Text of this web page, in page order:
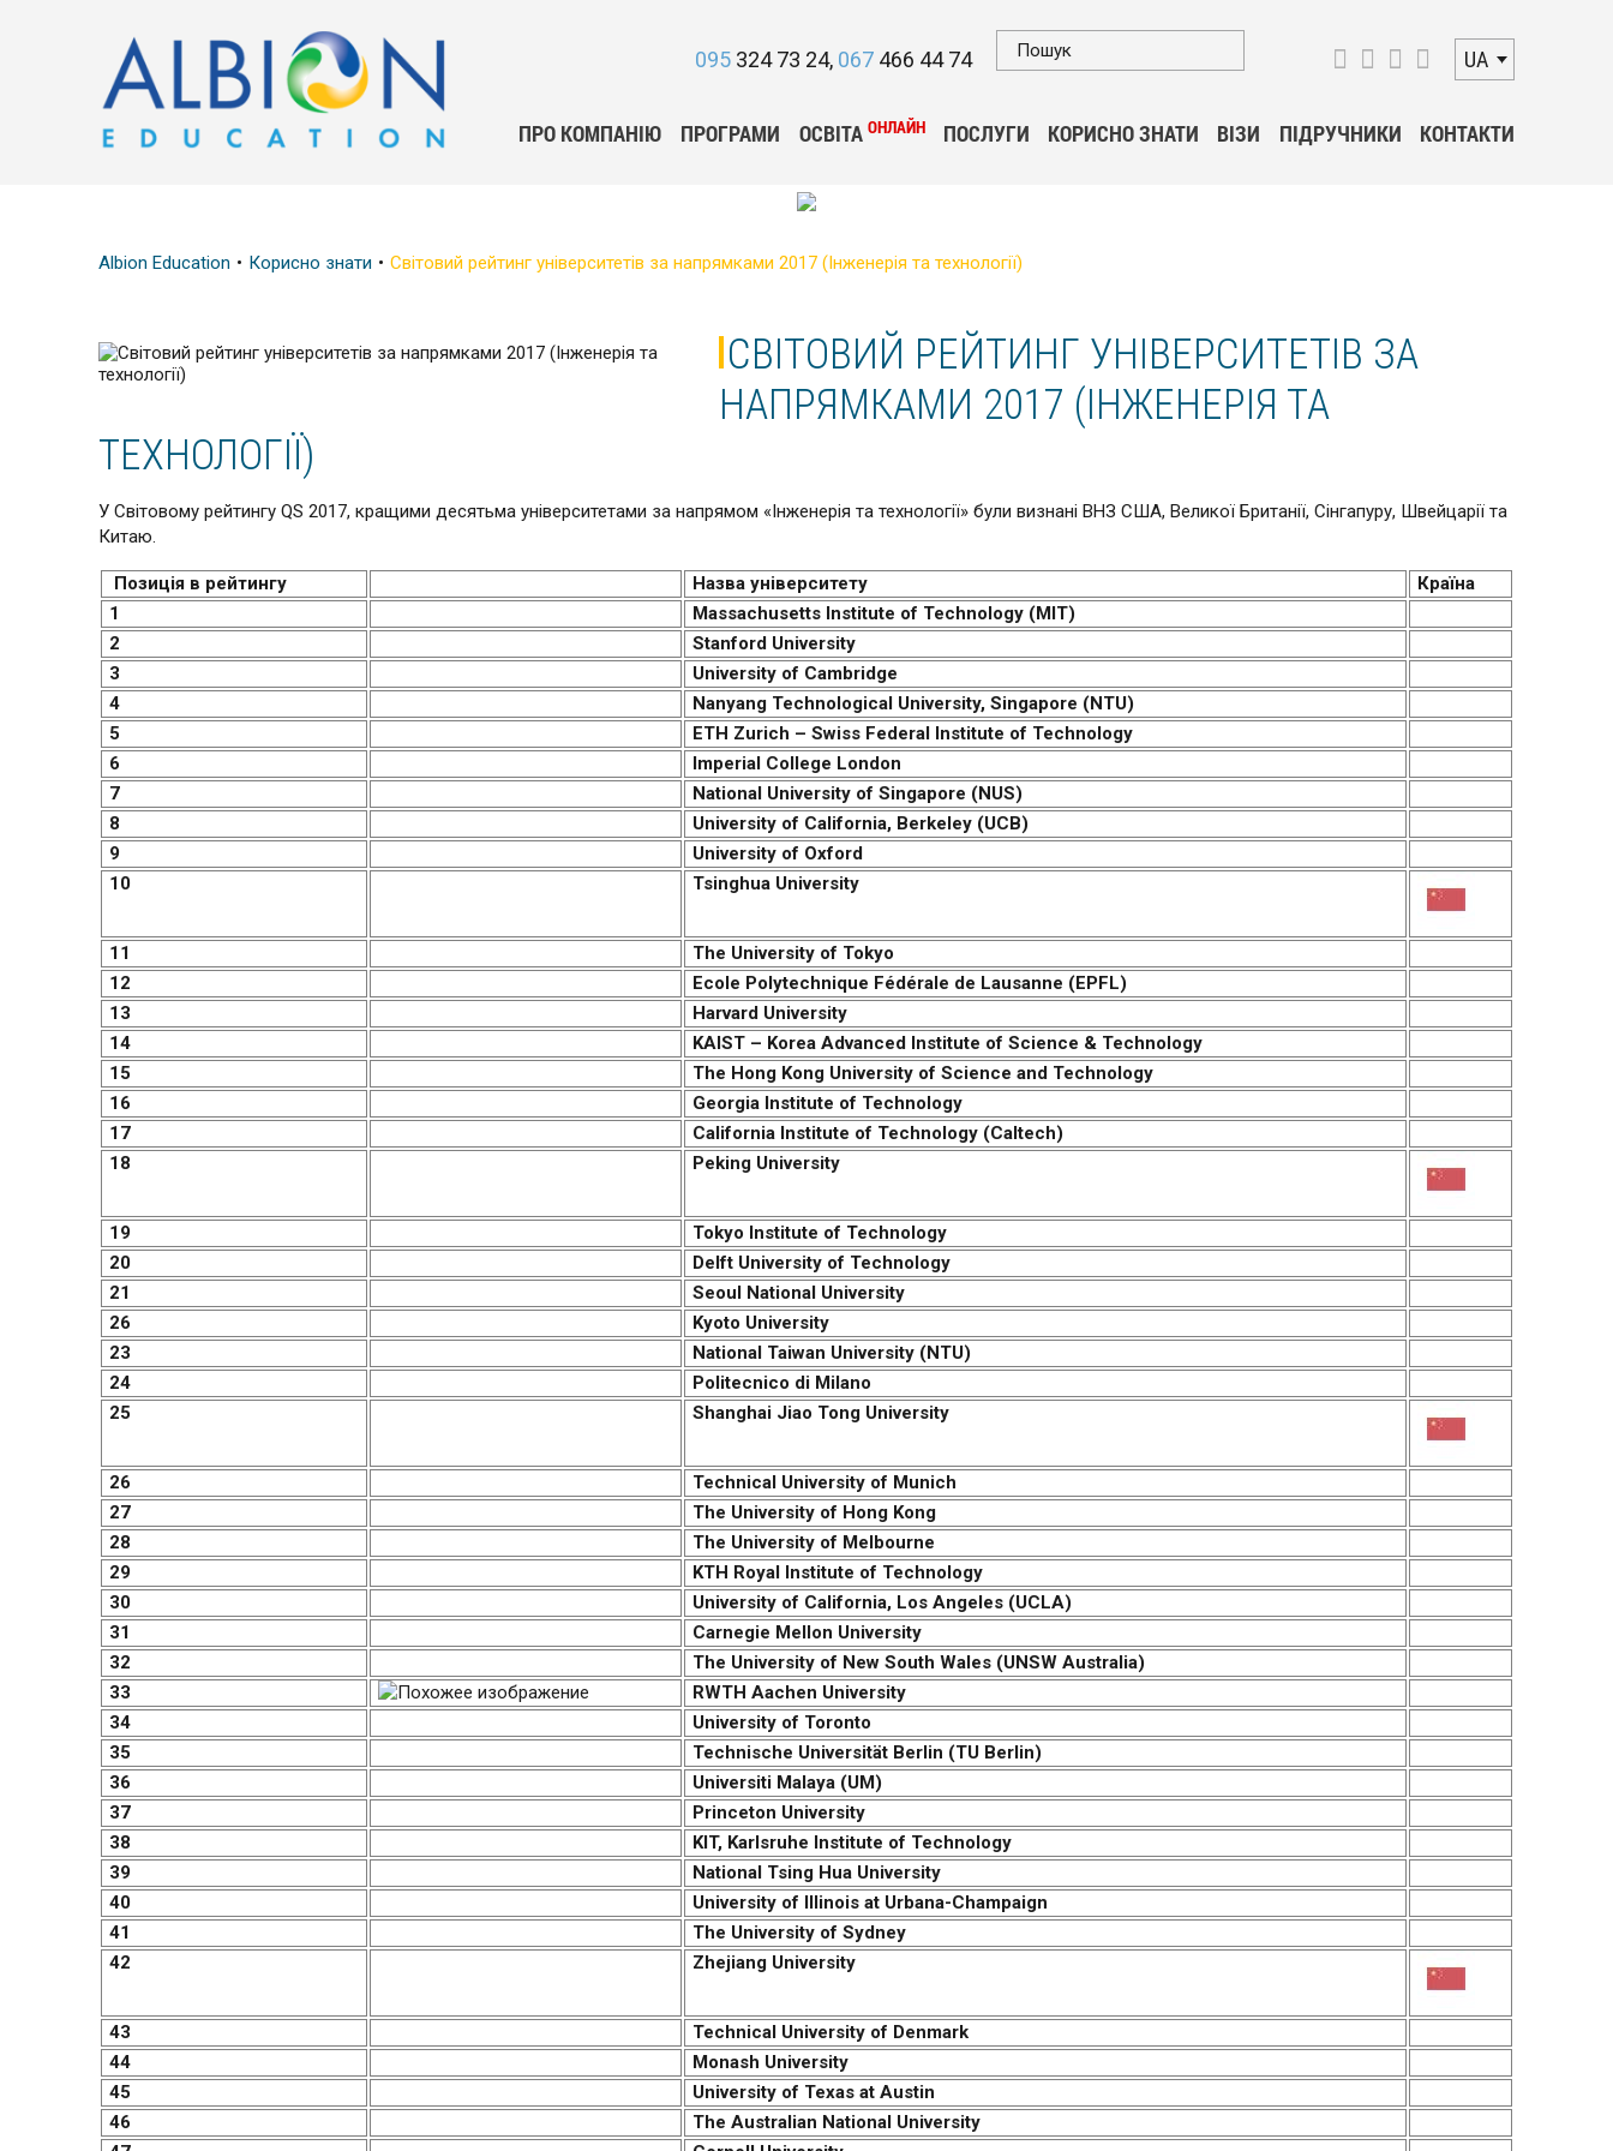
095 324 73 24 067 466 44 74 UA
ПРО КОМПАНІЮ ПРОГРАМИ ОСВІТА ОНЛАЙН ПОСЛУГИ КОРИСНО ЗНАТИ ВІЗИ ПІДРУЧНИКИ КОНТАКТИ
Albion Education Корисно знати Світовий рейтинг університетів за напрямками 2017 (Інженерія та технології)
СВІТОВИЙ РЕЙТИНГ УНІВЕРСИТЕТІВ ЗА
НАПРЯМКАМИ 2017 (ІНЖЕНЕРІЯ ТА
ТЕХНОЛОГІЇ)
У Світовому рейтингу QS 2017, кращими десятьма університетами за напрямом «Інженерія та технології» були визнані ВНЗ США, Великої Британії, Сінгапуру, Швейцарії та
Китаю.
Позиція в рейтингу Назва університету
Країна
1
Massachusetts Institute of Technology (MIT)
2
Stanford University
3
University of Cambridge
4
Nanyang Technological University, Singapore (NTU)
5
ETH Zurich – Swiss Federal Institute of Technology
6
Imperial College London
7
National University of Singapore (NUS)
8
University of California, Berkeley (UCB)
9
University of Oxford
10
Tsinghua University
11
The University of Tokyo
12
Ecole Polytechnique Fédérale de Lausanne (EPFL)
13
Harvard University
14
KAIST – Korea Advanced Institute of Science & Technology
15
The Hong Kong University of Science and Technology
16
Georgia Institute of Technology
17
California Institute of Technology (Caltech)
18
Peking University
19
Tokyo Institute of Technology
20
Delft University of Technology
21
Seoul National University
26
Kyoto University
23
National Taiwan University (NTU)
24
Politecnico di Milano
25
Shanghai Jiao Tong University
26
Technical University of Munich
27
The University of Hong Kong
28
The University of Melbourne
29
KTH Royal Institute of Technology
30
University of California, Los Angeles (UCLA)
31
Carnegie Mellon University
32
The University of New South Wales (UNSW Australia)
33
RWTH Aachen University
34
University of Toronto
35
Technische Universität Berlin (TU Berlin)
36
Universiti Malaya (UM)
37
Princeton University
38
KIT, Karlsruhe Institute of Technology
39
National Tsing Hua University
40
University of Illinois at Urbana-Champaign
41
The University of Sydney
42
Zhejiang University
43
Technical University of Denmark
44
Monash University
45
University of Texas at Austin
46
The Australian National University